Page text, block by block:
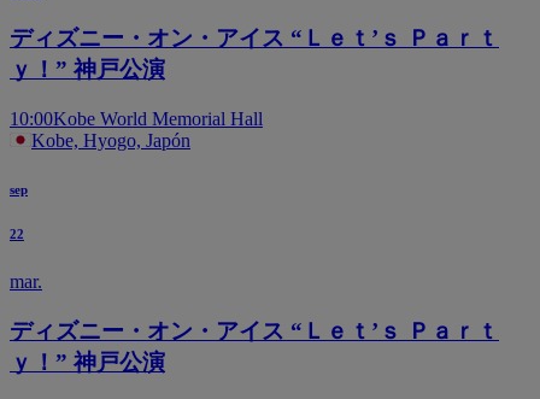
ディズニー・オン・アイス “Ｌｅｔ’ｓ Ｐａｒｔ
ｙ！” 神戸公演
10:00Kobe World Memorial Hall
Kobe, Hyogo, Japón
sep
22
mar.
ディズニー・オン・アイス “Ｌｅｔ’ｓ Ｐａｒｔ
ｙ！” 神戸公演